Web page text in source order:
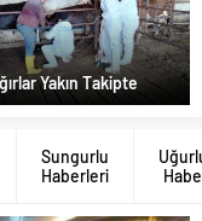
Yakın Takipte
Sungurlu
Haberleri